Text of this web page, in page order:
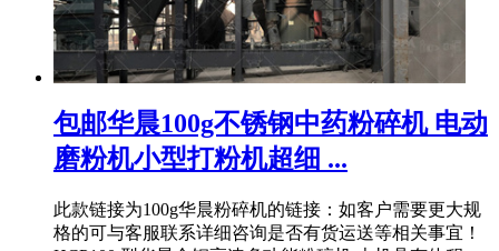
包邮华晨100g不锈钢中药粉碎机 电动
磨粉机小型打粉机超细 ...
此款链接为100g华晨粉碎机的链接：如客户需要更大规
格的可与客服联系详细咨询是否有货运送等相关事宜！